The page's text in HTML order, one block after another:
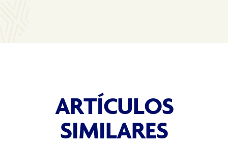
ARTÍCULOS
SIMILARES